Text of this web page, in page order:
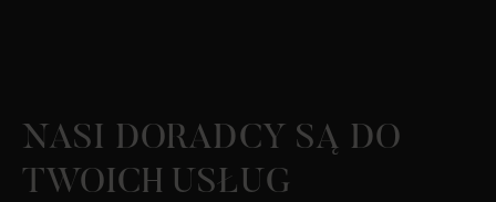
NASI DORADCY SĄ DO
TWOICH USŁUG